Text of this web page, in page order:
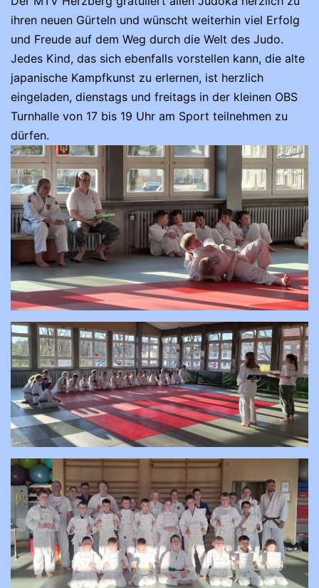
ihren neuen Gürteln und wünscht weiterhin viel Erfolg
und Freude auf dem Weg durch die Welt des Judo.
Jedes Kind, das sich ebenfalls vorstellen kann, die alte
japanische Kampfkunst zu erlernen, ist herzlich
eingeladen, dienstags und freitags in der kleinen OBS
Turnhalle von 17 bis 19 Uhr am Sport teilnehmen zu
dürfen.